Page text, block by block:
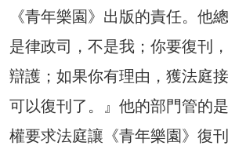
《青年樂園》出版的責任。他
是律政司，不是我；你要復刊
辯護；如果你有理由，獲法庭
可以復刊了。』他的部門管的
權要求法庭讓《青年樂園》復